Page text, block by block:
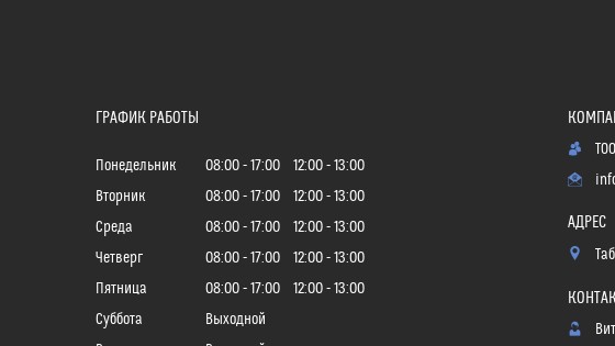
ГРАФИК РАБОТЫ
Понедельник 08:00 17:00 12:00
13:00
Вторник
08:00 17:00 12:00
13:00
Среда
08:00 17:00 12:00
13:00
Четверг
08:00 17:00 12:00
13:00
Пятница
08:00 17:00 12:00
13:00
Суббота
Выходной